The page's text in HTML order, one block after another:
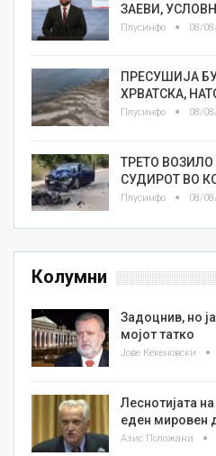
ЗАЕВИ,
Плусинфо 08/
ПРЕСУШИЈА
ХРВАТСКА,
Плусинфо 08/
ТРЕТО
СУДИРОТ ВО
Плусинфо 08/
Колумни
Задоцнив, но
мојот татко
Јове Кекеновски
Леснотијата
еден мировен
Азис Положани